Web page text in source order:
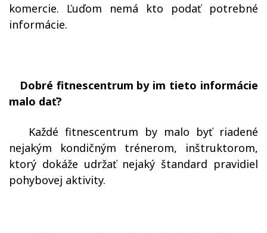
komercie. Ľuďom nemá kto podať potrebné
informácie.
Dobré fitnescentrum by im tieto informácie
malo dať?
Každé fitnescentrum by malo byť riadené
nejakým kondičným trénerom, inštruktorom,
ktorý dokáže udržať nejaký štandard pravidiel
pohybovej aktivity.